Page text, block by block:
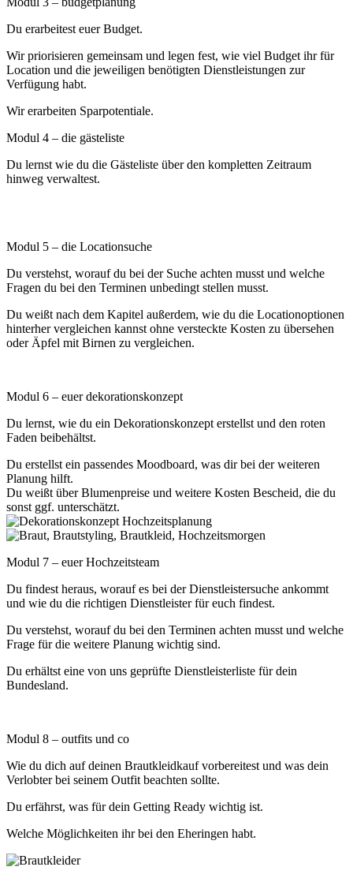
Du erarbeitest euer Budget.
Wir priorisieren gemeinsam und legen fest, wie viel Budget ihr für
Location und die jeweiligen benötigten Dienstleistungen zur
Verfügung habt.
Wir erarbeiten Sparpotentiale.
Modul 4 – die gästeliste
Du lernst wie du die Gästeliste über den kompletten Zeitraum
hinweg verwaltest.
Modul 5 – die Locationsuche
Du verstehst, worauf du bei der Suche achten musst und welche
Fragen du bei den Terminen unbedingt stellen musst.
Du weißt nach dem Kapitel außerdem, wie du die Locationoptionen
hinterher vergleichen kannst ohne versteckte Kosten zu übersehen
oder Äpfel mit Birnen zu vergleichen.
Modul 6 – euer dekorationskonzept
Du lernst, wie du ein Dekorationskonzept erstellst und den roten
Faden beibehältst.
Du erstellst ein passendes Moodboard, was dir bei der weiteren
Planung hilft.
Du weißt über Blumenpreise und weitere Kosten Bescheid, die du
sonst ggf. unterschätzt.
Modul 7 – euer Hochzeitsteam
Du findest heraus, worauf es bei der Dienstleistersuche ankommt
und wie du die richtigen Dienstleister für euch findest.
Du verstehst, worauf du bei den Terminen achten musst und welche
Frage für die weitere Planung wichtig sind.
Du erhältst eine von uns geprüfte Dienstleisterliste für dein
Bundesland.
Modul 8 – outfits und co
Wie du dich auf deinen Brautkleidkauf vorbereitest und was dein
Verlobter bei seinem Outfit beachten sollte.
Du erfährst, was für dein Getting Ready wichtig ist.
Welche Möglichkeiten ihr bei den Eheringen habt.